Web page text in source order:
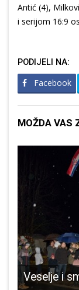
Antić (4),
i serijom 16:9
PODIJELI NA:
Facebook
MOŽDA VAS